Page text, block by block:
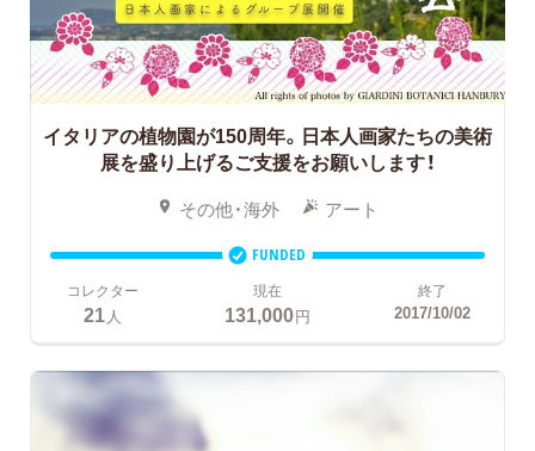
イタリアの植物園が150周年。日本人画家たちの美術
展を盛り上げるご支援をお願いします！
その他・海外 アート
FUNDED
コレクター
21 人
現在
131,000円
終了
2017/10/02